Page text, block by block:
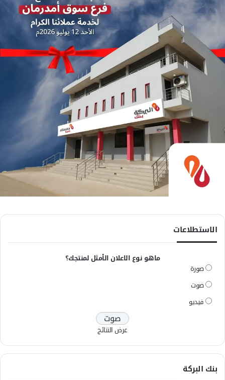
الاستطلاعات
ماهو نوع الاعلان الأمثل لمنتجك؟
صورة
صوت
فيديو
عرض النتائج
بنك البركة